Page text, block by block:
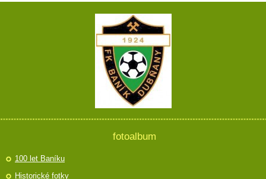
fotoalbum
100 let Baníku
Historické fotky